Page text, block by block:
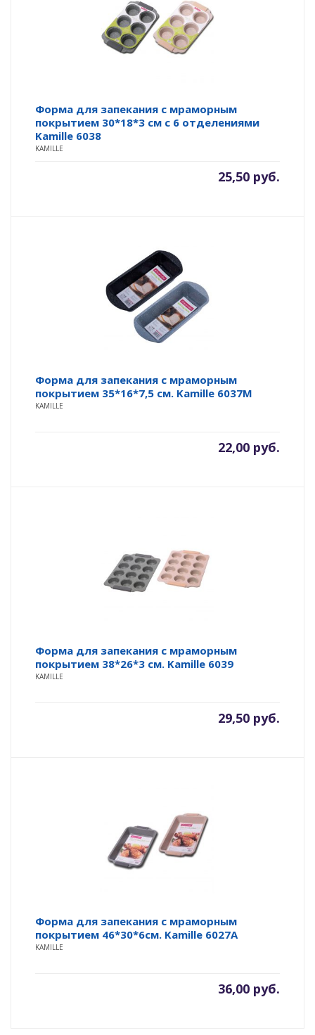
Форма для запекания с мраморным
покрытием 30*18*3 см с 6 отделениями
Kamille 6038
KAMILLE
25,50 руб.
Форма для запекания с мраморным
покрытием 35*16*7,5 см. Kamille 6037M
KAMILLE
22,00 руб.
Форма для запекания с мраморным
покрытием 38*26*3 см. Kamille 6039
KAMILLE
29,50 руб.
Форма для запекания с мраморным
покрытием 46*30*6см. Kamille 6027A
KAMILLE
36,00 руб.